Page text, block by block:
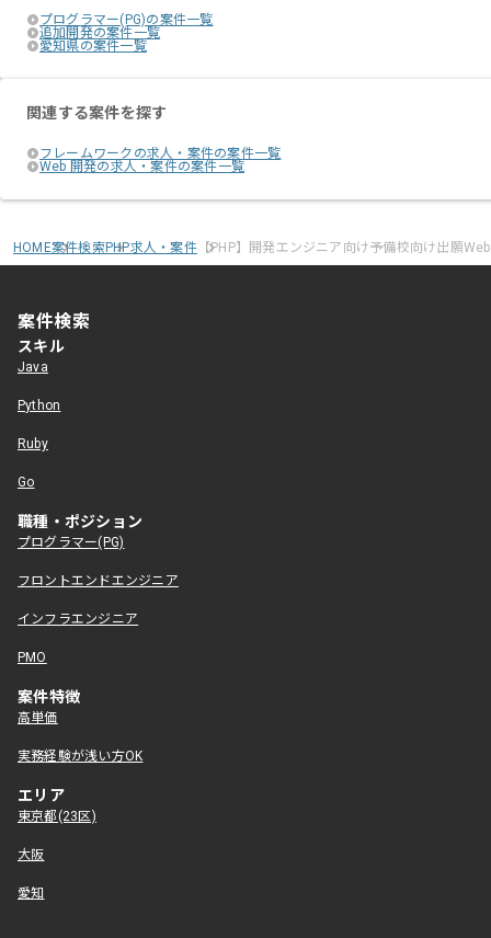
プログラマー(PG)の案件一覧
追加開発の案件一覧
愛知県の案件一覧
関連する案件を探す
フレームワークの求人・案件の案件一覧
Web 開発の求人・案件の案件一覧
HOME案件検索PHP求人・案件【PHP】開発エンジニア向け予備校向け出願
案件検索
スキル
Java
Python
Ruby
Go
職種・ポジション
プログラマー(PG)
フロントエンドエンジニア
インフラエンジニア
PMO
案件特徴
高単価
実務経験が浅い方OK
エリア
東京都(23区)
大阪
愛知